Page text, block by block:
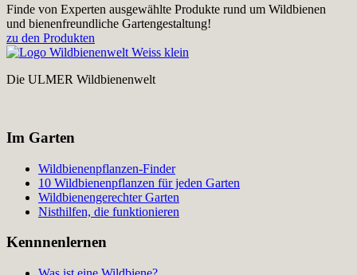
Finde von Experten ausgewählte Produkte rund um Wildbienen
und bienenfreundliche Gartengestaltung!
zu den Produkten
Die ULMER Wildbienenwelt
Im Garten
Wildbienenpflanzen-Finder
10 Wildbienenpflanzen für jeden Garten
Wildbienengerechter Garten
Nisthilfen, die funktionieren
Kennnenlernen